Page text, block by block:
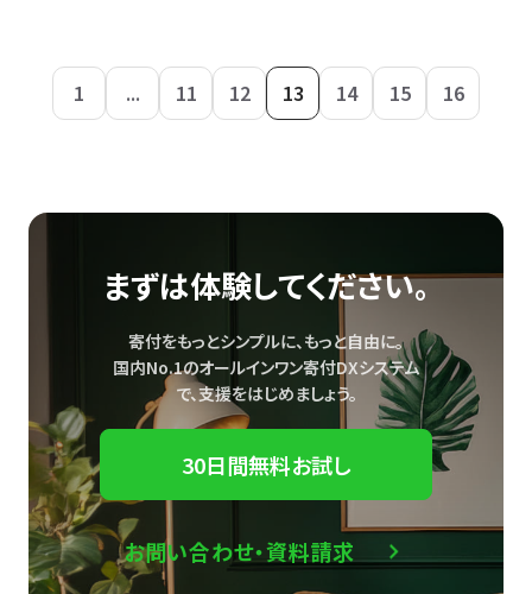
1 ... 11 12 13 14 15 16
まずは体験してください。
寄付をもっとシンプルに、もっと自由に。
国内No.1のオールインワン寄付DXシステム
で、支援をはじめましょう。
30日間無料お試し
お問い合わせ・資料請求